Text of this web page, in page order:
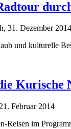
31. Dezember 2014
und kulturelle
Kurische
Februar 2014
Reisen im